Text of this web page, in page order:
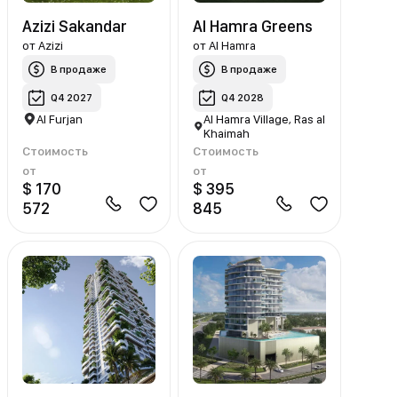
Azizi Sakandar
отAzizi
В продаже
Q4 2027
Al Furjan
Стоимость
от
$ 170
572
Al Hamra Greens
отAl Hamra
В продаже
Q4 2028
Al Hamra Village, Ras al
Khaimah
Стоимость
от
$ 395
845